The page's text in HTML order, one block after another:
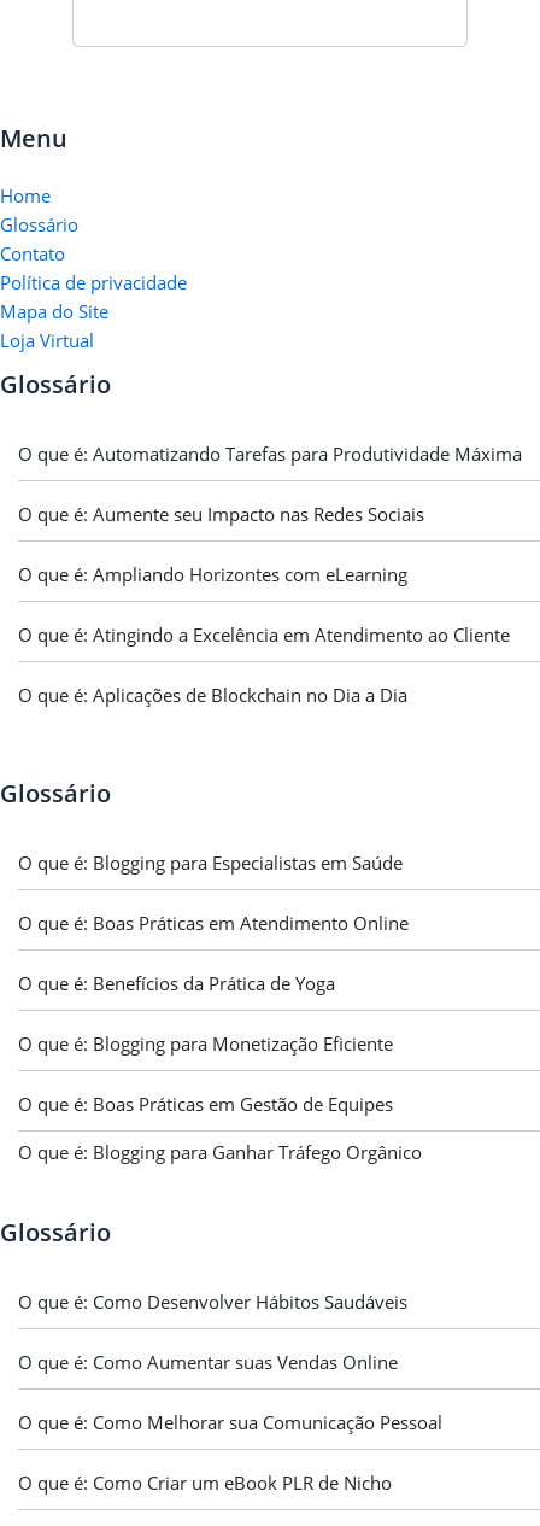
Menu
Home
Glossário
Contato
Política de privacidade
Mapa do Site
Loja Virtual
Glossário
O que é: Automatizando Tarefas para Produtividade Máxima
O que é: Aumente seu Impacto nas Redes Sociais
O que é: Ampliando Horizontes com eLearning
O que é: Atingindo a Excelência em Atendimento ao Cliente
O que é: Aplicações de Blockchain no Dia a Dia
Glossário
O que é: Blogging para Especialistas em Saúde
O que é: Boas Práticas em Atendimento Online
O que é: Benefícios da Prática de Yoga
O que é: Blogging para Monetização Eficiente
O que é: Boas Práticas em Gestão de Equipes
O que é: Blogging para Ganhar Tráfego Orgânico
Glossário
O que é: Como Desenvolver Hábitos Saudáveis
O que é: Como Aumentar suas Vendas Online
O que é: Como Melhorar sua Comunicação Pessoal
O que é: Como Criar um eBook PLR de Nicho